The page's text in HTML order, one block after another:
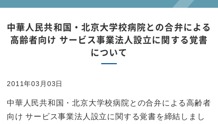
中華人民共和国・北京大学校病院との合弁による
高齢者向け サービス事業法人設立に関する覚書
について
2011年03月03日
中華人民共和国・北京大学校病院との合弁による高齢者
向け サービス事業法人設立に関する覚書を締結しまし